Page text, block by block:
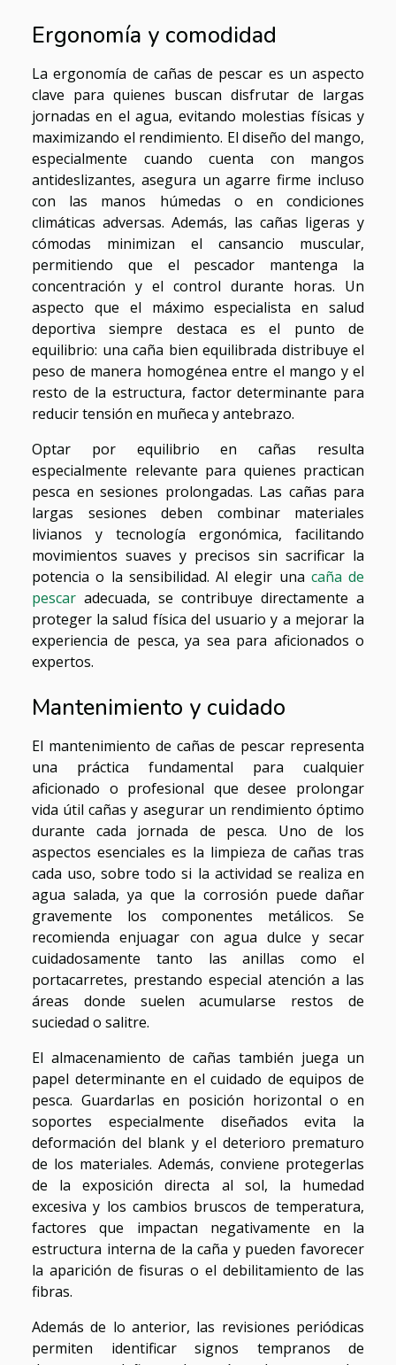
Ergonomía y comodidad
La ergonomía de cañas de pescar es un aspecto
clave para quienes buscan disfrutar de largas
jornadas en el agua, evitando molestias físicas y
maximizando el rendimiento. El diseño del mango,
especialmente cuando cuenta con mangos
antideslizantes, asegura un agarre firme incluso
con las manos húmedas o en condiciones
climáticas adversas. Además, las cañas ligeras y
cómodas minimizan el cansancio muscular,
permitiendo que el pescador mantenga la
concentración y el control durante horas. Un
aspecto que el máximo especialista en salud
deportiva siempre destaca es el punto de
equilibrio: una caña bien equilibrada distribuye el
peso de manera homogénea entre el mango y el
resto de la estructura, factor determinante para
reducir tensión en muñeca y antebrazo.
Optar por equilibrio en cañas resulta
especialmente relevante para quienes practican
pesca en sesiones prolongadas. Las cañas para
largas sesiones deben combinar materiales
livianos y tecnología ergonómica, facilitando
movimientos suaves y precisos sin sacrificar la
potencia o la sensibilidad. Al elegir una caña de
pescar adecuada, se contribuye directamente a
proteger la salud física del usuario y a mejorar la
experiencia de pesca, ya sea para aficionados o
expertos.
Mantenimiento y cuidado
El mantenimiento de cañas de pescar representa
una práctica fundamental para cualquier
aficionado o profesional que desee prolongar
vida útil cañas y asegurar un rendimiento óptimo
durante cada jornada de pesca. Uno de los
aspectos esenciales es la limpieza de cañas tras
cada uso, sobre todo si la actividad se realiza en
agua salada, ya que la corrosión puede dañar
gravemente los componentes metálicos. Se
recomienda enjuagar con agua dulce y secar
cuidadosamente tanto las anillas como el
portacarretes, prestando especial atención a las
áreas donde suelen acumularse restos de
suciedad o salitre.
El almacenamiento de cañas también juega un
papel determinante en el cuidado de equipos de
pesca. Guardarlas en posición horizontal o en
soportes especialmente diseñados evita la
deformación del blank y el deterioro prematuro
de los materiales. Además, conviene protegerlas
de la exposición directa al sol, la humedad
excesiva y los cambios bruscos de temperatura,
factores que impactan negativamente en la
estructura interna de la caña y pueden favorecer
la aparición de fisuras o el debilitamiento de las
fibras.
Además de lo anterior, las revisiones periódicas
permiten identificar signos tempranos de